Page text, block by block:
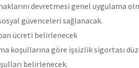
devretmesi genel uygulama
güvenceleri sağlanacak.
ücreti belirlenecek
koşullarına göre işsizlik sigortası
belirlenecek.